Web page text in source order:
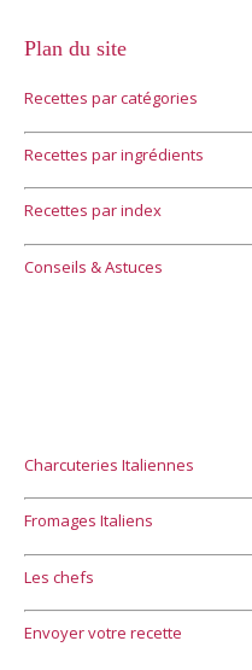
Plan du site
Recettes par catégories
Recettes par ingrédients
Recettes par index
Conseils & Astuces
Charcuteries Italiennes
Fromages Italiens
Les chefs
Envoyer votre recette